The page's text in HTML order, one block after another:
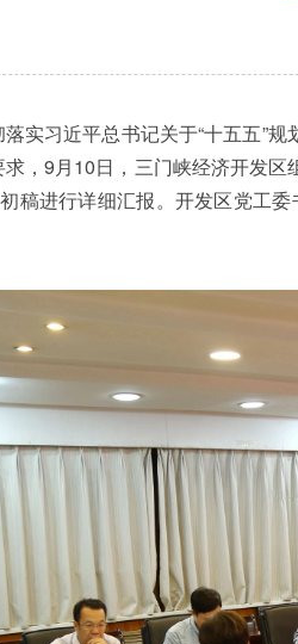
习近平总书记关于“十五五”规
，9月10日，三门峡经济开发
初稿进行详细汇报。开发区党工